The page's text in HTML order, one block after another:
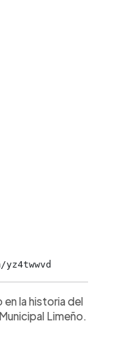
la historia del
Limeño.